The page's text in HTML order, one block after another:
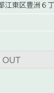
江東区豊洲６
OUT